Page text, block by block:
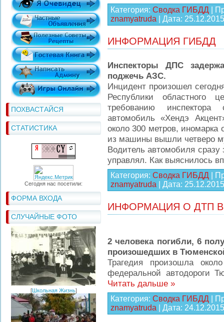
ПОХВАСТАЙСЯ
СТАТИСТИКА
Сегодня нас посетили:
ФОРМА ВХОДА
СЛУЧАЙНЫЕ ФОТО
[Школьная Жизнь]
Категория: Сводка ГИБДД |
znamyatruda | Дата: 25.12.2015
ИНФОРМАЦИЯ ГИБДД
Инспекторы ДПС
поджечь АЗС.
Инцидент произошел
Республики областного
требованию
автомобиль «Хендэ
около 300 метров, иномарка
из машины вышли четверо
Водитель автомобиля
управлял. Как выяснилось
Категория: Сводка ГИБДД |
znamyatruda | Дата: 25.12.2015
ИНФОРМАЦИЯ О ДТП
2 человека погибли, 6
произошедших в
Трагедия произошла
федеральной
Читать дальше »
Категория: Сводка ГИБДД |
znamyatruda | Дата: 24.12.2015